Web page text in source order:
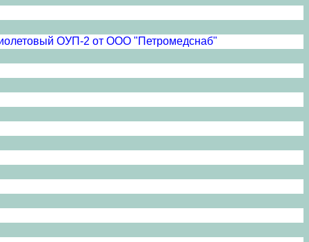
ОУП-2 от ООО "Петромедснаб"